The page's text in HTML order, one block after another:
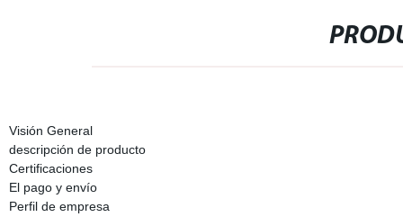
Visión General
descripción de producto
Certificaciones
El pago y envío
Perfil de empresa